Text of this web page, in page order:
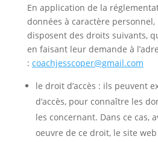
En application de la
données à caractère
disposent des droits suivants,
en faisant leur demande à
: coachjesscoper@gmail.com
le droit d’accès : ils peuvent
d’accès, pour connaître les
les concernant. Dans ce cas,
oeuvre de ce droit, le site